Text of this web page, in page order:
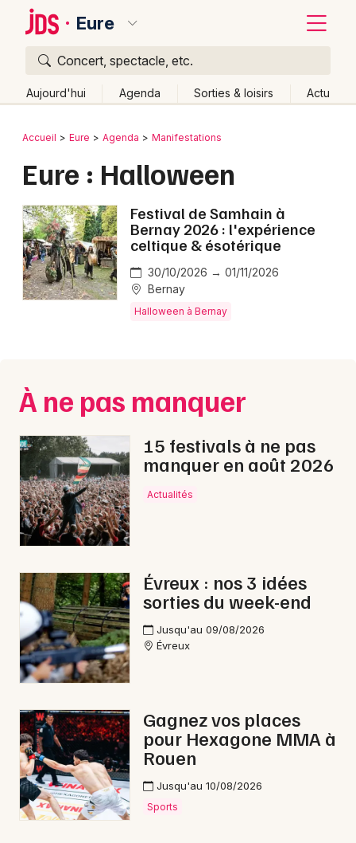
Eure
Concert, spectacle, etc.
Aujourd'hui Agenda Sorties & loisirs Actu
Publier un événement
Grands événements
Activité & Expérience
Sports
Soirées
Sorties famille
Expos
Sorties & loisirs
Halloween en Haute-Normandie
Newsletter des sorties
Bordeaux
Lille
Lyon
Marseille
Nantes
Paris
Strasbourg
Toulouse
Retour
Accueil Eure Agenda Manifestations
Eure : Halloween
Festival de Samhain à
Bernay 2026 : l'expérience
celtique & ésotérique
30/10/2026 → 01/11/2026
Bernay
Halloween à Bernay
À ne pas manquer
15 festivals à ne pas
manquer en août 2026
Actualités
Évreux : nos 3 idées
sorties du week-end
Jusqu'au 09/08/2026
Évreux
Gagnez vos places
pour Hexagone MMA à
Rouen
Jusqu'au 10/08/2026
Sports
Quoi ?
Où ?
Changer de lieu
Quand ?
Effacer les dates
Aujourd'hui
Demain Ce week-end Autre